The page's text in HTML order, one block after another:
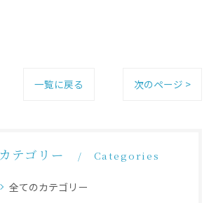
一覧に戻る 次のページ >
カテゴリー Categories
全てのカテゴリー